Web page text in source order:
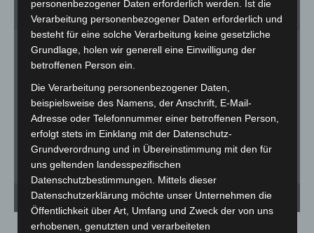
1von 1
Stadtparkallee-nördliche Fahrbahn: Ein Mitarbeiter der Straßenbaufirma verteilt im
Bereich der nördlichen Fahrbahn ein Sandgemisch, um die Ritzen zwischen den
Pflastersteinen zu füllen. - © Stadt Langenhagen
personenbezogener Daten erforderlich werden. Ist die
Verarbeitung personenbezogener Daten erforderlich und
besteht für eine solche Verarbeitung keine gesetzliche
Grundlage, holen wir generell eine Einwilligung der
betroffenen Person ein.
Die Verarbeitung personenbezogener Daten,
beispielsweise des Namens, der Anschrift, E-Mail-
Adresse oder Telefonnummer einer betroffenen Person,
erfolgt stets im Einklang mit der Datenschutz-
Grundverordnung und in Übereinstimmung mit den für
uns geltenden landesspezifischen
Datenschutzbestimmungen. Mittels dieser
Datenschutzerklärung möchte unser Unternehmen die
Öffentlichkeit über Art, Umfang und Zweck der von uns
erhobenen, genutzten und verarbeiteten